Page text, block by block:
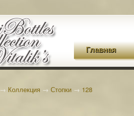
Главная
→ Коллекция → Стопки → 128